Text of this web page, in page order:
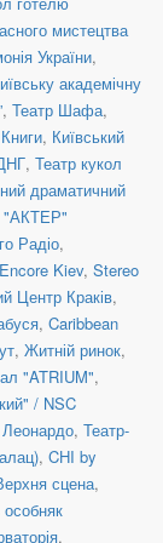
мистецтва
України,
академічну
, Театр Шафа,
, Київський
, Театр кукол
драматичний
"АКТЕР"
Радіо,
Kiev, Stereo
Центр Краків,
, Caribbean
, Житній ринок,
"ATRIUM",
/ NSC
, Театр-
, CHI by
сцена,
,